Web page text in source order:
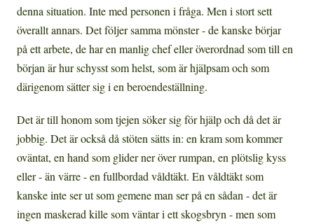
denna situation. Inte med personen i fråga. Men i stort sett
överallt annars. Det följer samma mönster - de kanske börjar
på ett arbete, de har en manlig chef eller överordnad som till en
början är hur schysst som helst, som är hjälpsam och som
därigenom sätter sig i en beroendeställning.
Det är till honom som tjejen söker sig för hjälp och då det är
jobbig. Det är också då stöten sätts in: en kram som kommer
oväntat, en hand som glider ner över rumpan, en plötslig kyss
eller - än värre - en fullbordad våldtäkt. En våldtäkt som
kanske inte ser ut som gemene man ser på en sådan - det är
ingen maskerad kille som väntar i ett skogsbryn - men som